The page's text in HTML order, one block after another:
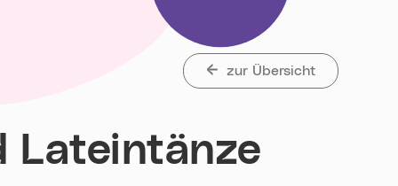
zur Übersicht
Lateintänze